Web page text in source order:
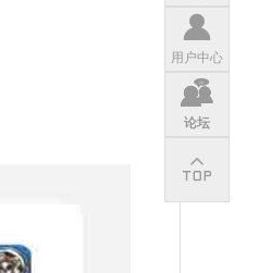
用户中心
论坛